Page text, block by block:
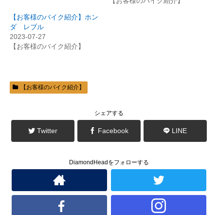
ィ
ン
ド
ウ
で
開
き
く
だ
新
し
ド
ウ
で
)
【お客様のバイク紹介】ホン
ダ レブル
2023-07-27
【お客様のバイク紹介】
【お客様のバイク紹介】
シェアする
Twitter Facebook LINE
DiamondHeadをフォローする